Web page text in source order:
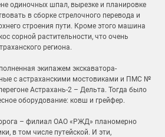
одиночных шпал, вырезке и планировке
в сборке стрелочного перевода и
строения пути. Кроме этого машина
сорной растительности, что очень
региона.
экипажем экскаватора-
с астраханскими мостовиками и ПМС №
Астрахань-2 – Дельта. Тогда было
оборудование: ковш и грейфер.
– филиал ОАО «РЖД» планомерно
в том числе путейской. И эти,